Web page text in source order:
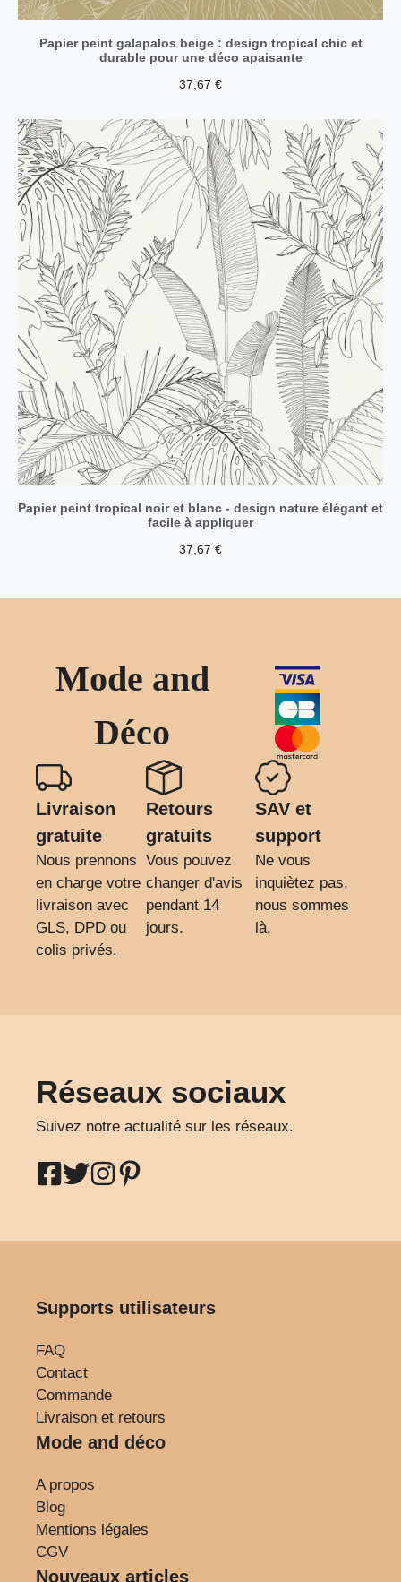
Papier peint galapalos beige : design tropical chic et
durable pour une déco apaisante
37,67 €
Papier peint tropical noir et blanc - design nature élégant et
facile à appliquer
37,67 €
Mode and
Déco
Livraison
gratuite
Nous prennons
en charge votre
livraison avec
GLS, DPD ou
colis privés.
Retours
gratuits
Vous pouvez
changer d'avis
pendant 14
jours.
SAV et
support
Ne vous
inquiètez pas,
nous sommes
là.
Réseaux sociaux
Suivez notre actualité sur les réseaux.
Supports utilisateurs
FAQ
Contact
Commande
Livraison et retours
Mode and déco
A propos
Blog
Mentions légales
CGV
Nouveaux articles